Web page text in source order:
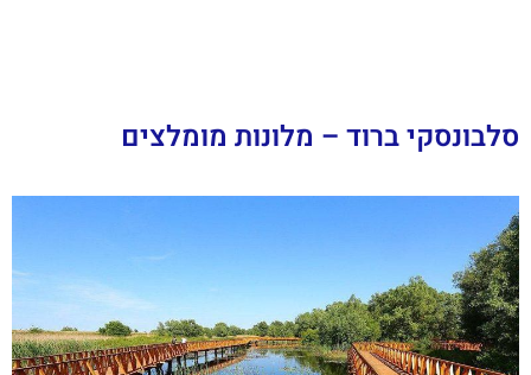
סלבונסקי ברוד – מלונות מומלצים